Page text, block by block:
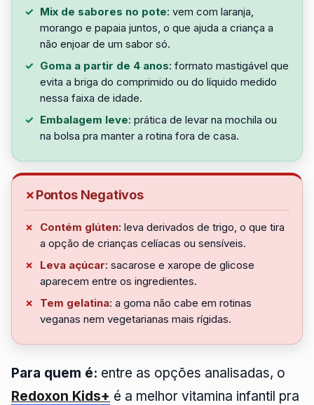
Mix de sabores no pote: vem com laranja,
morango e papaia juntos, o que ajuda a criança a
não enjoar de um sabor só.
Goma a partir de 4 anos: formato mastigável que
evita a briga do comprimido ou do líquido medido
nessa faixa de idade.
Embalagem leve: prática de levar na mochila ou
na bolsa pra manter a rotina fora de casa.
Pontos Negativos
Contém glúten: leva derivados de trigo, o que tira
a opção de crianças celíacas ou sensíveis.
Leva açúcar: sacarose e xarope de glicose
aparecem entre os ingredientes.
Tem gelatina: a goma não cabe em rotinas
veganas nem vegetarianas mais rígidas.
Para quem é: entre as opções analisadas, o
Redoxon Kids+ é a melhor vitamina infantil pra